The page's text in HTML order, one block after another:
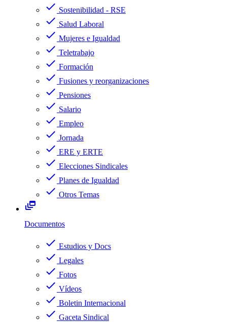
check Sostenibilidad - RSE
check Salud Laboral
check Mujeres e Igualdad
check Teletrabajo
check Formación
check Fusiones y reorganizaciones
check Pensiones
check Salario
check Empleo
check Jornada
check ERE y ERTE
check Elecciones Sindicales
check Planes de Igualdad
check Otros Temas
dynamic_feed
Documentos
check Estudios y Docs
check Legales
check Fotos
check Vídeos
check Boletin Internacional
check Gaceta Sindical